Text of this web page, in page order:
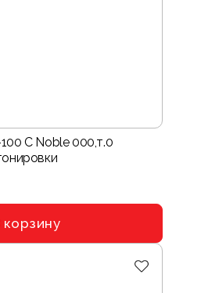
C Noble 000,т.0
корзину